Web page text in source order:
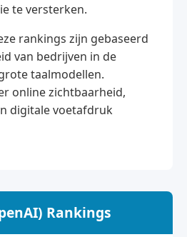
te versterken.
rankings zijn gebaseerd
van bedrijven in de
taalmodellen.
online zichtbaarheid,
digitale voetafdruk
Rankings